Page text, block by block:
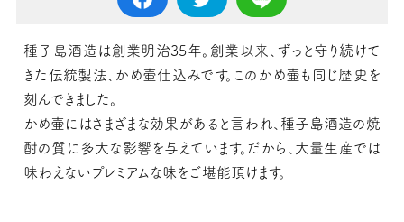
種子島酒造は創業明治35年。創業以来、ずっと守り続けて
きた伝統製法、かめ壷仕込みです。このかめ壷も同じ歴史を
刻んできました。
かめ壷にはさまざまな効果があると言われ、種子島酒造の焼
酎の質に多大な影響を与えています。だから、大量生産では
味わえないプレミアムな味をご堪能頂けます。